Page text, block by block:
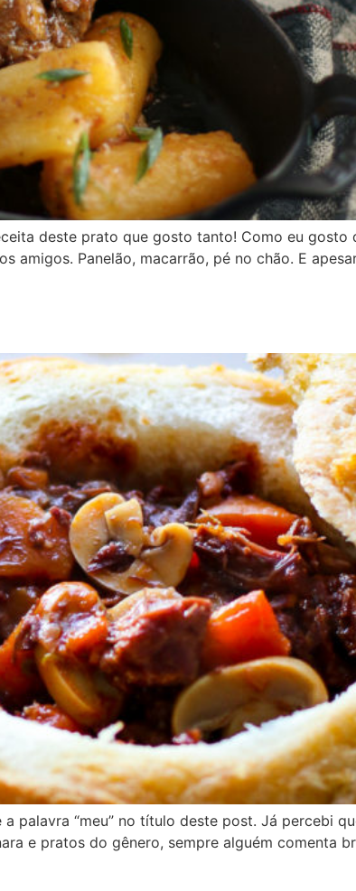
deste prato que gosto tanto! Como eu gosto
amigos. Panelão, macarrão, pé no chão. E
palavra “meu” no título deste post. Já percebi
e pratos do gênero, sempre alguém comenta